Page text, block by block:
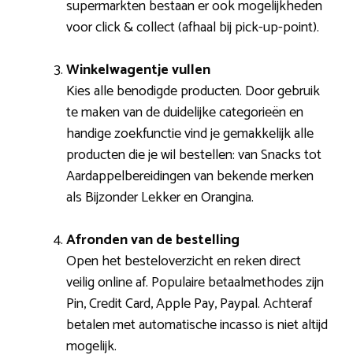
supermarkten bestaan er ook mogelijkheden
voor click & collect (afhaal bij pick-up-point).
Winkelwagentje vullen
Kies alle benodigde producten. Door gebruik
te maken van de duidelijke categorieën en
handige zoekfunctie vind je gemakkelijk alle
producten die je wil bestellen: van Snacks tot
Aardappelbereidingen van bekende merken
als Bijzonder Lekker en Orangina.
Afronden van de bestelling
Open het besteloverzicht en reken direct
veilig online af. Populaire betaalmethodes zijn
Pin, Credit Card, Apple Pay, Paypal. Achteraf
betalen met automatische incasso is niet altijd
mogelijk.